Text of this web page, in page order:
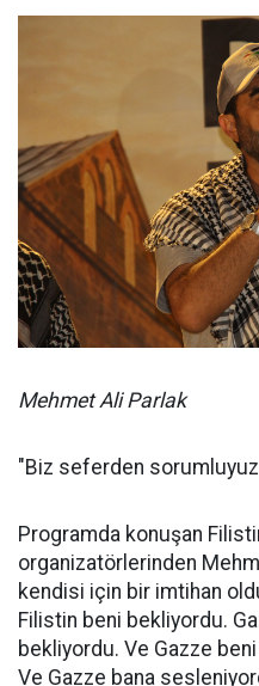
Mehmet Ali Parlak
"Biz seferden
Programda konuşan
organizatörlerinden
kendisi için bir imtihan
Filistin beni bekliyordu.
bekliyordu. Ve Gazze
Ve Gazze bana